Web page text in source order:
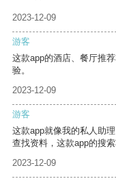
2023-12-09
游客
这款app的酒店、餐厅推
验。
2023-12-09
游客
这款app就像我的私人助
查找资料，这款app的搜
2023-12-09